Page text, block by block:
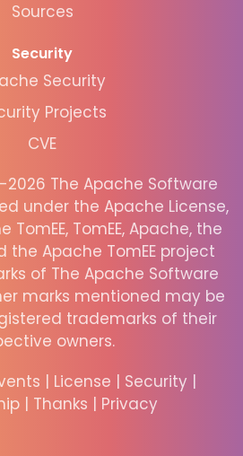
Sources
Security
Security
Projects
CVE
The Apache Software
under the Apache License,
TomEE, TomEE, Apache, the
the Apache TomEE project
of The Apache Software
marks mentioned may be
trademarks of their
owners.
| License | Security |
| Thanks | Privacy